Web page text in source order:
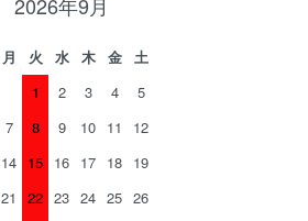
月 火 水 木 金
土
1
2 3 4
5
7 8 9 10 11
12
14 15 16 17 18 19
21 22 23 24 25 26